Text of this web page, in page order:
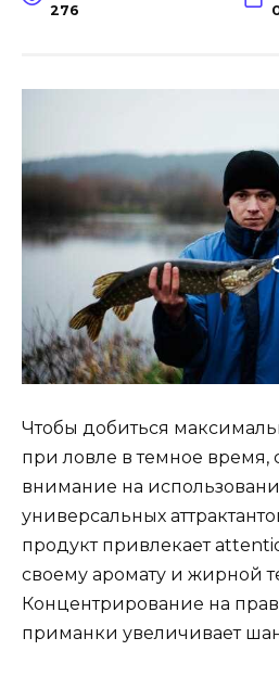
276
Чтобы добиться
при ловле в темное время,
внимание на
универсальных
продукт привлекает
своему аромату и жирной
Концентрирование на
приманки увеличивает